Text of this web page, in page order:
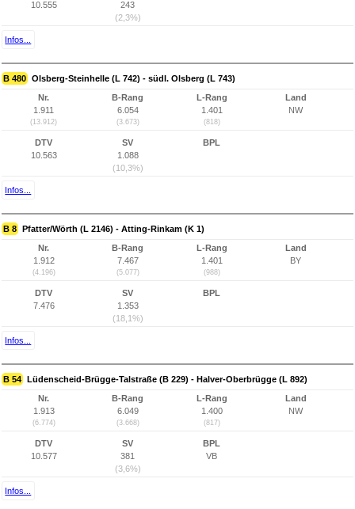
10.555
243
(2,3%)
Infos...
B 480 Olsberg-Steinhelle (L 742) - südl. Olsberg (L 743)
Nr.
1.911
(13.912)
B-Rang
6.054
(3.673)
L-Rang
1.401
(818)
Land
NW
DTV
10.563
SV
1.088
(10,3%)
BPL
Infos...
B 8 Pfatter/Wörth (L 2146) - Atting-Rinkam (K 1)
Nr.
1.912
(4.196)
B-Rang
7.467
(5.077)
L-Rang
1.401
(988)
Land
BY
DTV
7.476
SV
1.353
(18,1%)
BPL
Infos...
B 54 Lüdenscheid-Brügge-Talstraße (B 229) - Halver-Oberbrügge (L 892)
Nr.
1.913
(6.774)
B-Rang
6.049
(3.668)
L-Rang
1.400
(817)
Land
NW
DTV
10.577
SV
381
(3,6%)
BPL
VB
Infos...